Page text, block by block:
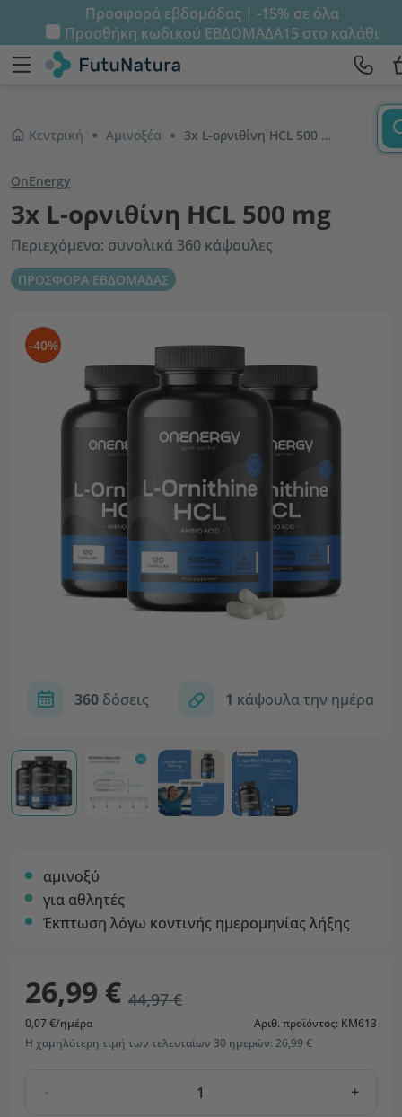
Προσφορά εβδομάδας | -15% σε όλα
Προσθήκη κωδικού ΕΒΔΟΜΑΔΑ15 στο καλάθι
Κεντρική Αμινοξέα 3x L-ορνιθίνη HCL 500 mg
OnEnergy
3x L-ορνιθίνη HCL 500 mg
Περιεχόμενο: συνολικά 360 κάψουλες
ΠΡΟΣΦΟΡΑ ΕΒΔΟΜΑΔΑΣ
-40%
360 δόσεις 1 κάψουλα την ημέρα
αμινοξύ
για αθλητές
Έκπτωση λόγω κοντινής ημερομηνίας λήξης
26,99 € 44,97 €
0,07 €/ημέρα
Αριθ. προϊόντος: KM613
Η χαμηλότερη τιμή των τελευταίων 30 ημερών: 26,99 €
- +